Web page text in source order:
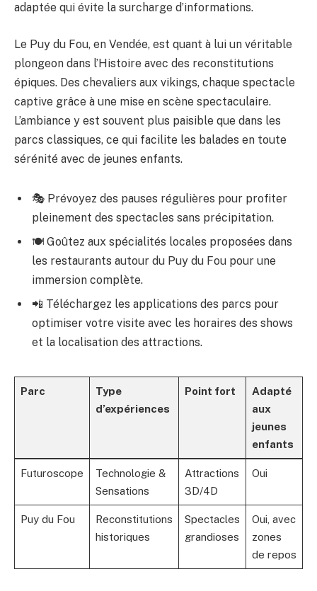
adaptée qui évite la surcharge d’informations.
Le Puy du Fou, en Vendée, est quant à lui un véritable
plongeon dans l’Histoire avec des reconstitutions
épiques. Des chevaliers aux vikings, chaque spectacle
captive grâce à une mise en scène spectaculaire.
L’ambiance y est souvent plus paisible que dans les
parcs classiques, ce qui facilite les balades en toute
sérénité avec de jeunes enfants.
🎭 Prévoyez des pauses régulières pour profiter
pleinement des spectacles sans précipitation.
🍽️ Goûtez aux spécialités locales proposées dans
les restaurants autour du Puy du Fou pour une
immersion complète.
📲 Téléchargez les applications des parcs pour
optimiser votre visite avec les horaires des shows
et la localisation des attractions.
Parc
Type
d’expériences
Point fort
Adapté
aux
jeunes
enfants
Futuroscope
Technologie &
Sensations
Attractions
3D/4D
Oui
Puy du Fou
Reconstitutions
historiques
Spectacles
grandioses
Oui, avec
zones
de repos